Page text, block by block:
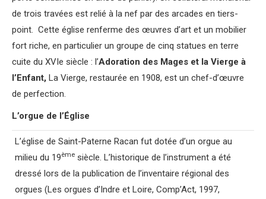
de trois travées est relié à la nef par des arcades en tiers-
point. Cette église renferme des œuvres d’art et un mobilier
fort riche, en particulier un groupe de cinq statues en terre
cuite du XVIe siècle : l’Adoration des Mages et la Vierge à
l’Enfant, La Vierge, restaurée en 1908, est un chef-d’œuvre
de perfection.
L’orgue de l’Église
L’église de Saint-Paterne Racan fut dotée d’un orgue au
milieu du 19ème siècle. L’historique de l’instrument a été
dressé lors de la publication de l’inventaire régional des
orgues (Les orgues d’Indre et Loire, Comp’Act, 1997,